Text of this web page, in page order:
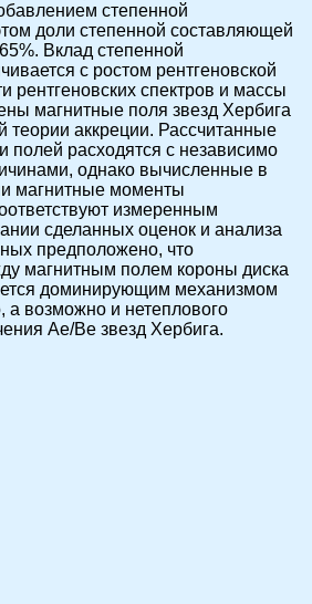
степенной
доли степенной составляющей
Вклад степенной
с ростом рентгеновской
рентгеновских спектров и массы
магнитные поля звезд Хербига
теории аккреции. Рассчитанные
полей расходятся с независимо
однако вычисленные в
магнитные моменты
измеренным
сделанных оценок и анализа
предположено, что
магнитным полем короны диска
доминирующим механизмом
а возможно и нетеплового
Ae/Be звезд Хербига.